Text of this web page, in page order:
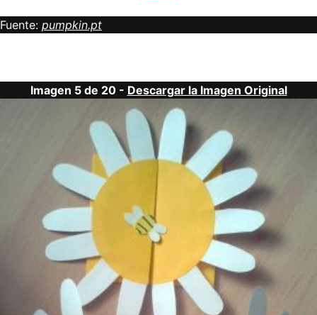
Fuente: pumpkin.pt
Imagen 5 de 20 - Descargar la Imagen Original